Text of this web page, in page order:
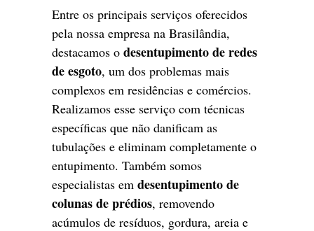
Entre os principais serviços oferecidos
pela nossa empresa na Brasilândia,
destacamos o desentupimento de redes
de esgoto, um dos problemas mais
complexos em residências e comércios.
Realizamos esse serviço com técnicas
específicas que não danificam as
tubulações e eliminam completamente o
entupimento. Também somos
especialistas em desentupimento de
colunas de prédios, removendo
acúmulos de resíduos, gordura, areia e